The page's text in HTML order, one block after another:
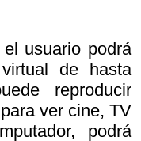
usuario podrá
de hasta
reproducir
ver cine, TV
podrá